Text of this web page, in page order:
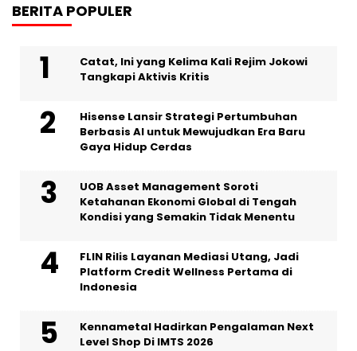
BERITA POPULER
Catat, Ini yang Kelima Kali Rejim Jokowi
Tangkapi Aktivis Kritis
Hisense Lansir Strategi Pertumbuhan
Berbasis AI untuk Mewujudkan Era Baru
Gaya Hidup Cerdas
UOB Asset Management Soroti
Ketahanan Ekonomi Global di Tengah
Kondisi yang Semakin Tidak Menentu
FLIN Rilis Layanan Mediasi Utang, Jadi
Platform Credit Wellness Pertama di
Indonesia
Kennametal Hadirkan Pengalaman Next
Level Shop Di IMTS 2026